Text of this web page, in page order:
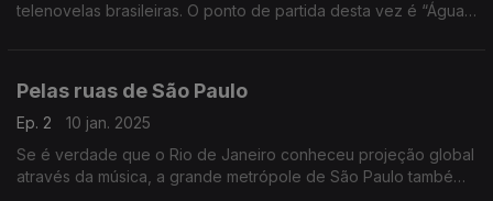
telenovelas brasileiras. O ponto de partida desta vez é “Água
Pelas ruas de São Paulo
Ep. 2
10 jan. 2025
Se é verdade que o Rio de Janeiro conheceu projeção global
através da música, a grande metrópole de São Paulo também